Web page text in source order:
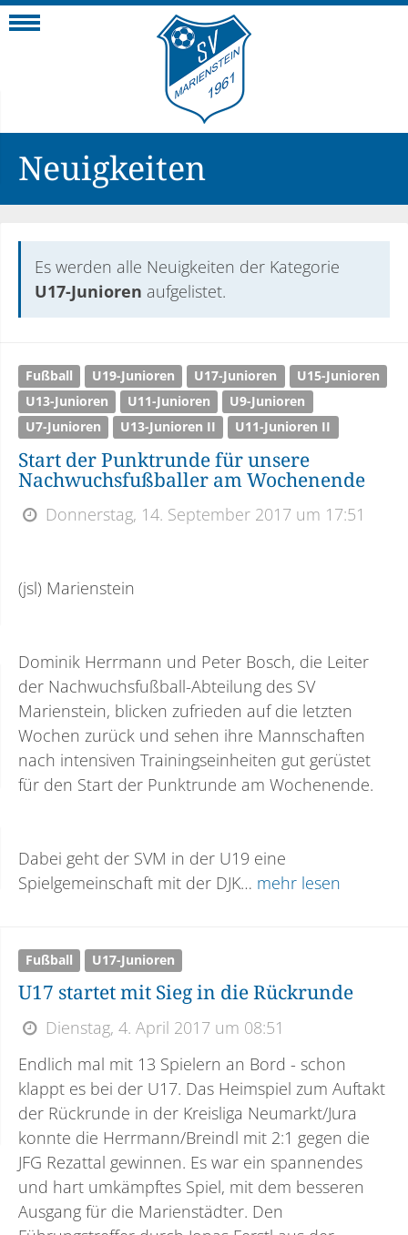
Neuigkeiten
Es werden alle Neuigkeiten der Kategorie
U17-Junioren aufgelistet.
Fußball U19-Junioren U17-Junioren
U15-Junioren
U13-Junioren
U11-Junioren
U9-Junioren
U7-Junioren
U13-Junioren II U11-Junioren II
Start der Punktrunde für unsere
Nachwuchsfußballer am Wochenende
Donnerstag, 14. September 2017 um 17:51
(jsl) Marienstein
Dominik Herrmann und Peter Bosch, die Leiter
der Nachwuchsfußball-Abteilung des SV
Marienstein, blicken zufrieden auf die letzten
Wochen zurück und sehen ihre Mannschaften
nach intensiven Trainingseinheiten gut gerüstet
für den Start der Punktrunde am Wochenende.
Dabei geht der SVM in der U19 eine
Spielgemeinschaft mit der DJK… mehr lesen
Fußball U17-Junioren
U17 startet mit Sieg in die Rückrunde
Dienstag, 4. April 2017 um 08:51
Endlich mal mit 13 Spielern an Bord - schon
klappt es bei der U17. Das Heimspiel zum Auftakt
der Rückrunde in der Kreisliga Neumarkt/Jura
konnte die Herrmann/Breindl mit 2:1 gegen die
JFG Rezattal gewinnen. Es war ein spannendes
und hart umkämpftes Spiel, mit dem besseren
Ausgang für die Marienstädter. Den